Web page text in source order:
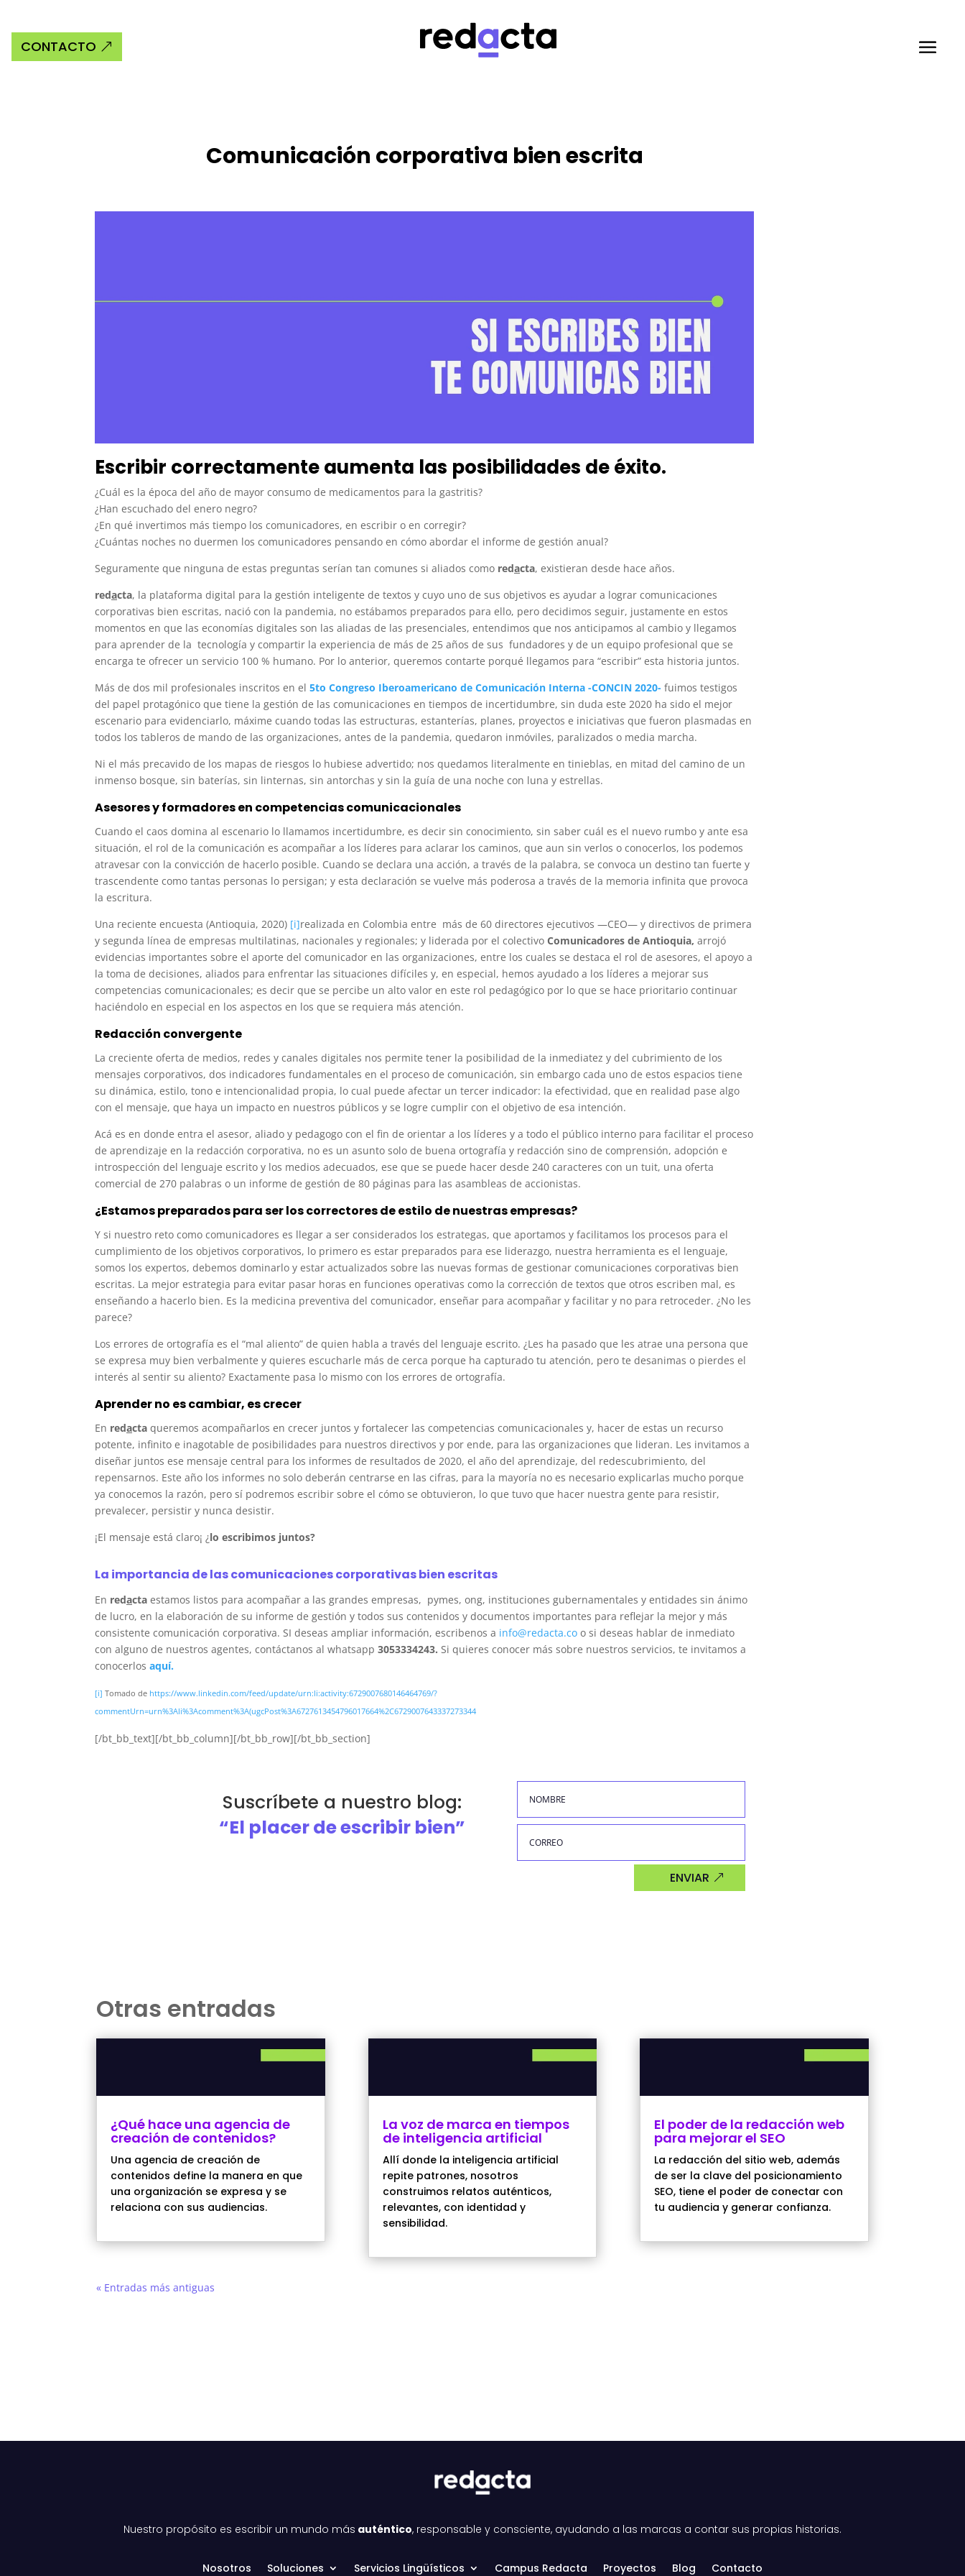
CONTACTO
Comunicación corporativa bien escrita
Escribir correctamente aumenta las posibilidades de éxito.
¿Cuál es la época del año de mayor consumo de medicamentos para la gastritis?
¿Han escuchado del enero negro?
¿En qué invertimos más tiempo los comunicadores, en escribir o en corregir?
¿Cuántas noches no duermen los comunicadores pensando en cómo abordar el informe de gestión anual?
Seguramente que ninguna de estas preguntas serían tan comunes si aliados como redacta, existieran desde hace años.
redacta, la plataforma digital para la gestión inteligente de textos y cuyo uno de sus objetivos es ayudar a lograr comunicaciones
corporativas bien escritas, nació con la pandemia, no estábamos preparados para ello, pero decidimos seguir, justamente en estos
momentos en que las economías digitales son las aliadas de las presenciales, entendimos que nos anticipamos al cambio y llegamos
para aprender de la tecnología y compartir la experiencia de más de 25 años de sus fundadores y de un equipo profesional que se
encarga te ofrecer un servicio 100 % humano. Por lo anterior, queremos contarte porqué llegamos para “escribir” esta historia juntos.
Más de dos mil profesionales inscritos en el 5to Congreso Iberoamericano de Comunicación Interna -CONCIN 2020- fuimos testigos
del papel protagónico que tiene la gestión de las comunicaciones en tiempos de incertidumbre, sin duda este 2020 ha sido el mejor
escenario para evidenciarlo, máxime cuando todas las estructuras, estanterías, planes, proyectos e iniciativas que fueron plasmadas en
todos los tableros de mando de las organizaciones, antes de la pandemia, quedaron inmóviles, paralizados o media marcha.
Ni el más precavido de los mapas de riesgos lo hubiese advertido; nos quedamos literalmente en tinieblas, en mitad del camino de un
inmenso bosque, sin baterías, sin linternas, sin antorchas y sin la guía de una noche con luna y estrellas.
Asesores y formadores en competencias comunicacionales
Cuando el caos domina al escenario lo llamamos incertidumbre, es decir sin conocimiento, sin saber cuál es el nuevo rumbo y ante esa
situación, el rol de la comunicación es acompañar a los líderes para aclarar los caminos, que aun sin verlos o conocerlos, los podemos
atravesar con la convicción de hacerlo posible. Cuando se declara una acción, a través de la palabra, se convoca un destino tan fuerte y
trascendente como tantas personas lo persigan; y esta declaración se vuelve más poderosa a través de la memoria infinita que provoca
la escritura.
Una reciente encuesta (Antioquia, 2020) [i]realizada en Colombia entre más de 60 directores ejecutivos —CEO— y directivos de primera
y segunda línea de empresas multilatinas, nacionales y regionales; y liderada por el colectivo Comunicadores de Antioquia, arrojó
evidencias importantes sobre el aporte del comunicador en las organizaciones, entre los cuales se destaca el rol de asesores, el apoyo a
la toma de decisiones, aliados para enfrentar las situaciones difíciles y, en especial, hemos ayudado a los líderes a mejorar sus
competencias comunicacionales; es decir que se percibe un alto valor en este rol pedagógico por lo que se hace prioritario continuar
haciéndolo en especial en los aspectos en los que se requiera más atención.
Redacción convergente
La creciente oferta de medios, redes y canales digitales nos permite tener la posibilidad de la inmediatez y del cubrimiento de los
mensajes corporativos, dos indicadores fundamentales en el proceso de comunicación, sin embargo cada uno de estos espacios tiene
su dinámica, estilo, tono e intencionalidad propia, lo cual puede afectar un tercer indicador: la efectividad, que en realidad pase algo
con el mensaje, que haya un impacto en nuestros públicos y se logre cumplir con el objetivo de esa intención.
Acá es en donde entra el asesor, aliado y pedagogo con el fin de orientar a los líderes y a todo el público interno para facilitar el proceso
de aprendizaje en la redacción corporativa, no es un asunto solo de buena ortografía y redacción sino de comprensión, adopción e
introspección del lenguaje escrito y los medios adecuados, ese que se puede hacer desde 240 caracteres con un tuit, una oferta
comercial de 270 palabras o un informe de gestión de 80 páginas para las asambleas de accionistas.
¿Estamos preparados para ser los correctores de estilo de nuestras empresas?
Y si nuestro reto como comunicadores es llegar a ser considerados los estrategas, que aportamos y facilitamos los procesos para el
cumplimiento de los objetivos corporativos, lo primero es estar preparados para ese liderazgo, nuestra herramienta es el lenguaje,
somos los expertos, debemos dominarlo y estar actualizados sobre las nuevas formas de gestionar comunicaciones corporativas bien
escritas. La mejor estrategia para evitar pasar horas en funciones operativas como la corrección de textos que otros escriben mal, es
enseñando a hacerlo bien. Es la medicina preventiva del comunicador, enseñar para acompañar y facilitar y no para retroceder. ¿No les
parece?
Los errores de ortografía es el “mal aliento” de quien habla a través del lenguaje escrito. ¿Les ha pasado que les atrae una persona que
se expresa muy bien verbalmente y quieres escucharle más de cerca porque ha capturado tu atención, pero te desanimas o pierdes el
interés al sentir su aliento? Exactamente pasa lo mismo con los errores de ortografía.
Aprender no es cambiar, es crecer
En redacta queremos acompañarlos en crecer juntos y fortalecer las competencias comunicacionales y, hacer de estas un recurso
potente, infinito e inagotable de posibilidades para nuestros directivos y por ende, para las organizaciones que lideran. Les invitamos a
diseñar juntos ese mensaje central para los informes de resultados de 2020, el año del aprendizaje, del redescubrimiento, del
repensarnos. Este año los informes no solo deberán centrarse en las cifras, para la mayoría no es necesario explicarlas mucho porque
ya conocemos la razón, pero sí podremos escribir sobre el cómo se obtuvieron, lo que tuvo que hacer nuestra gente para resistir,
prevalecer, persistir y nunca desistir.
¡El mensaje está claro¡ ¿lo escribimos juntos?
La importancia de las comunicaciones corporativas bien escritas
En redacta estamos listos para acompañar a las grandes empresas, pymes, ong, instituciones gubernamentales y entidades sin ánimo
de lucro, en la elaboración de su informe de gestión y todos sus contenidos y documentos importantes para reflejar la mejor y más
consistente comunicación corporativa. SI deseas ampliar información, escribenos a info@redacta.co o si deseas hablar de inmediato
con alguno de nuestros agentes, contáctanos al whatsapp 3053334243. Si quieres conocer más sobre nuestros servicios, te invitamos a
conocerlos aquí.
[i] Tomado de https://www.linkedin.com/feed/update/urn:li:activity:6729007680146464769/?
commentUrn=urn%3Ali%3Acomment%3A(ugcPost%3A6727613454796017664%2C6729007643337273344
[/bt_bb_text][/bt_bb_column][/bt_bb_row][/bt_bb_section]
Suscríbete a nuestro blog:
“El placer de escribir bien”
ENVIAR
Otras entradas
¿Qué hace una agencia de
creación de contenidos?
Una agencia de creación de
contenidos define la manera en que
una organización se expresa y se
relaciona con sus audiencias.
La voz de marca en tiempos
de inteligencia artificial
Allí donde la inteligencia artificial
repite patrones, nosotros
construimos relatos auténticos,
relevantes, con identidad y
sensibilidad.
El poder de la redacción web
para mejorar el SEO
La redacción del sitio web, además
de ser la clave del posicionamiento
SEO, tiene el poder de conectar con
tu audiencia y generar confianza.
« Entradas más antiguas
Nuestro propósito es escribir un mundo más auténtico, responsable y consciente, ayudando a las marcas a contar sus propias historias.
Nosotros Soluciones Servicios Lingüísticos Campus Redacta Proyectos Blog Contacto